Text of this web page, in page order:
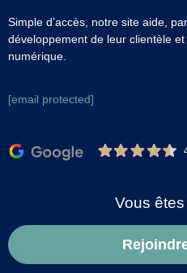
Simple d’accès, notre site aide,
développement de leur clientèle
numérique.
[email protected]
Vous